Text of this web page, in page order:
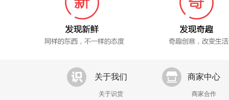
关于我们
关于识货
商家中心
商家合作